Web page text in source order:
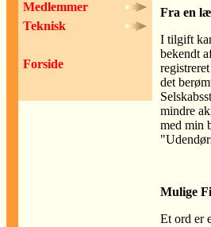
Medlemmer
Teknisk
Forside
Fra en
I tilgift
bekendt
det
mindre
med min
Mulige
Et ord er